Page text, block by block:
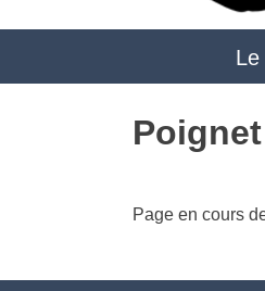
Page en cours